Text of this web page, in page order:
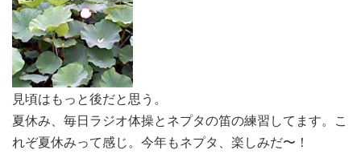
見頃はもっと後だと思う。
夏休み、毎日ラジオ体操とネプタの笛の練習してます。こ
れぞ夏休みって感じ。今年もネプタ、楽しみだ〜！